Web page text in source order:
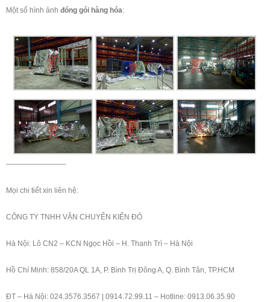
Một số hình ảnh đóng gói hàng hóa:
————————-
Mọi chi tiết xin liên hệ:
CÔNG TY TNHH VẬN CHUYỂN KIẾN ĐỎ
Hà Nội: Lô CN2 – KCN Ngọc Hồi – H. Thanh Trì – Hà Nội
Hồ Chí Minh: 858/20A QL 1A, P. Bình Trị Đông A, Q. Bình Tân, TP.HCM
ĐT – Hà Nội: 024.3576.3567 | 0914.72.99.11 – Hotline: 0913.06.35.90